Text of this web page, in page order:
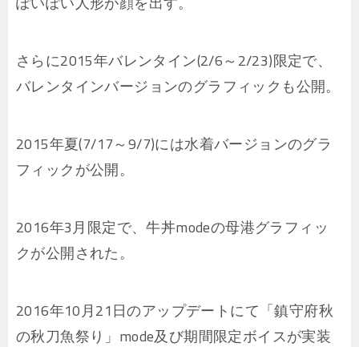
さらに2015年バレンタイン(2/6～2/23)限定で、
バレンタインバージョンのグラフィックも公開。
2015年夏(7/17～9/7)には水着バージョンのグラ
フィックが公開。
2016年3月限定で、牛丼modeの母港グラフィッ
クが公開された。
2016年10月21日のアップデートにて「鎮守府秋
の秋刀魚祭り」mode及び期間限定ボイスが実装